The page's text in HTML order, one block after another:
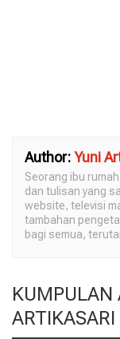
Author:Yuni
Seorang ibu
dan tulisan yang
website, televisi
tambahan
bagi semua,
KUMPULAN
ARTIKASARI